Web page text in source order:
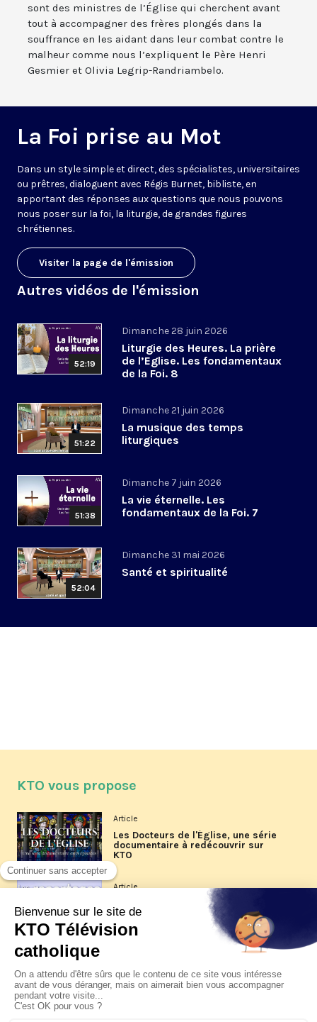
sont des ministres de l’Église qui cherchent avant
tout à accompagner des frères plongés dans la
souffrance en les aidant dans leur combat contre le
malheur comme nous l’expliquent le Père Henri
Gesmier et Olivia Legrip-Randriambelo.
La Foi prise au Mot
Dans un style simple et direct, des spécialistes, universitaires
ou prêtres, dialoguent avec Régis Burnet, bibliste, en
apportant des réponses aux questions que nous pouvons
nous poser sur la foi, la liturgie, de grandes figures
chrétiennes.
Visiter la page de l'émission
Autres vidéos de l'émission
52:19
Dimanche 28 juin 2026
Liturgie des Heures. La prière
de l’Eglise. Les fondamentaux
de la Foi. 8
51:22
Dimanche 21 juin 2026
La musique des temps
liturgiques
51:38
Dimanche 7 juin 2026
La vie éternelle. Les
fondamentaux de la Foi. 7
52:04
Dimanche 31 mai 2026
Santé et spiritualité
KTO vous propose
Article
Les Docteurs de l'Église, une série
documentaire à redécouvrir sur
KTO
Article
Les reportages d'été 2026 de KTO
La visite pastorale du pape Léon
XIV à Assise à suivre sur KTO le
jeudi 6 août